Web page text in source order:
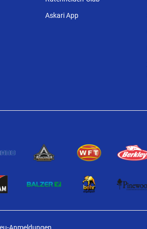
Askari App
Anmeldungen